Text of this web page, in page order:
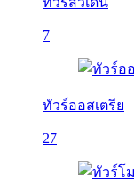
7
ทัวร์ออสเตรีย
27